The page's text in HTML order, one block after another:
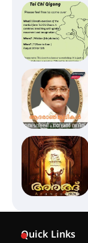
Quick Links